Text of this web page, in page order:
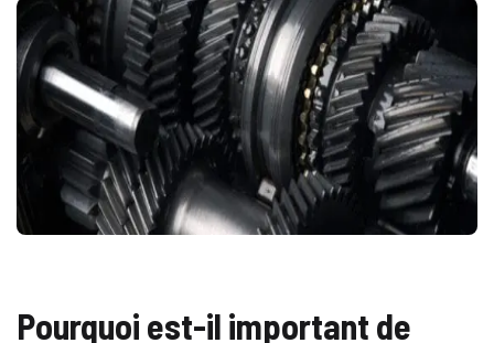
Pourquoi est-il important de